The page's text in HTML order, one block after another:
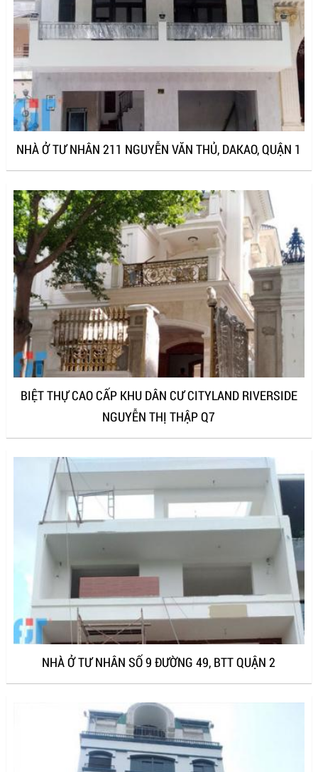
NHÀ Ở TƯ NHÂN 211 NGUYỄN VĂN THỦ, DAKAO, QUẬN 1
BIỆT THỰ CAO CẤP KHU DÂN CƯ CITYLAND RIVERSIDE
NGUYỄN THỊ THẬP Q7
NHÀ Ở TƯ NHÂN SỐ 9 ĐƯỜNG 49, BTT QUẬN 2